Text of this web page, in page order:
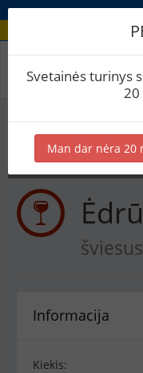
Receptas /
Virimai (1)
Informacija
Kiekis:
Svetainės turinys
20
Man dar nėra 20